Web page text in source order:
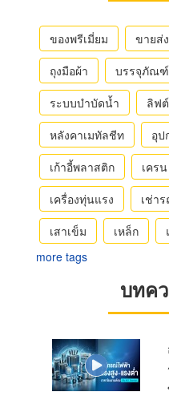
ของพรีเมี่ยม ขายส่
ถุงมือผ้า
บรรจุภัณ
ระบบบำบัดน้ำ
ลิฟต์
หลังคาเมทัลชีท
อุป
เก้าอี้พลาสติก
เคร
เครื่องทุ่นแรง
เช่า
เสาเข็ม
เหล็ก
more tags
บทค